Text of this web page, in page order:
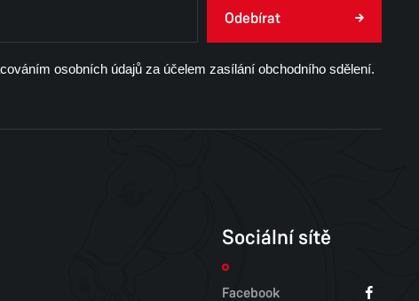
Odebírat
osobních údajů za účelem zasílání obchodního sdělení.
Sociální sítě
Facebook